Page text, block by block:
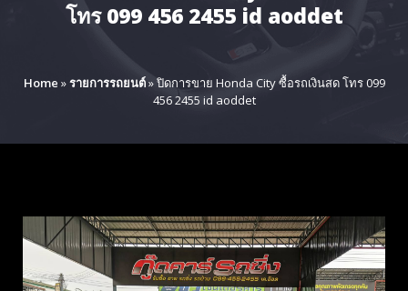
โทร 099 456 2455 id aoddet
Home »รายการรถยนต์»ปิดการขาย Honda City ซื้อรถเงินสด โทร 099
456 2455 id aoddet